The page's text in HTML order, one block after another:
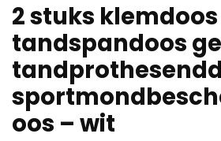
2 stuks klemdoos
tandspandoos
oos – wit